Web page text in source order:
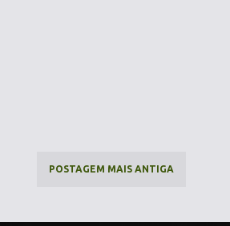
POSTAGEM MAIS ANTIGA